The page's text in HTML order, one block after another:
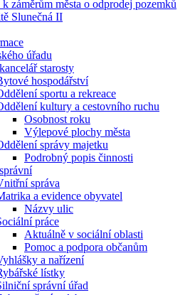
záměrům města o odprodej pozemků
Slunečná II
úřadu
starosty
hospodářství
sportu a rekreace
kultury a cestovního ruchu
Osobnost roku
Výlepové plochy města
správy majetku
Podrobný popis činnosti
správa
a evidence obyvatel
Názvy ulic
práce
Aktuálně v sociální oblasti
Pomoc a podpora občanům
a nařízení
lístky
správní úřad